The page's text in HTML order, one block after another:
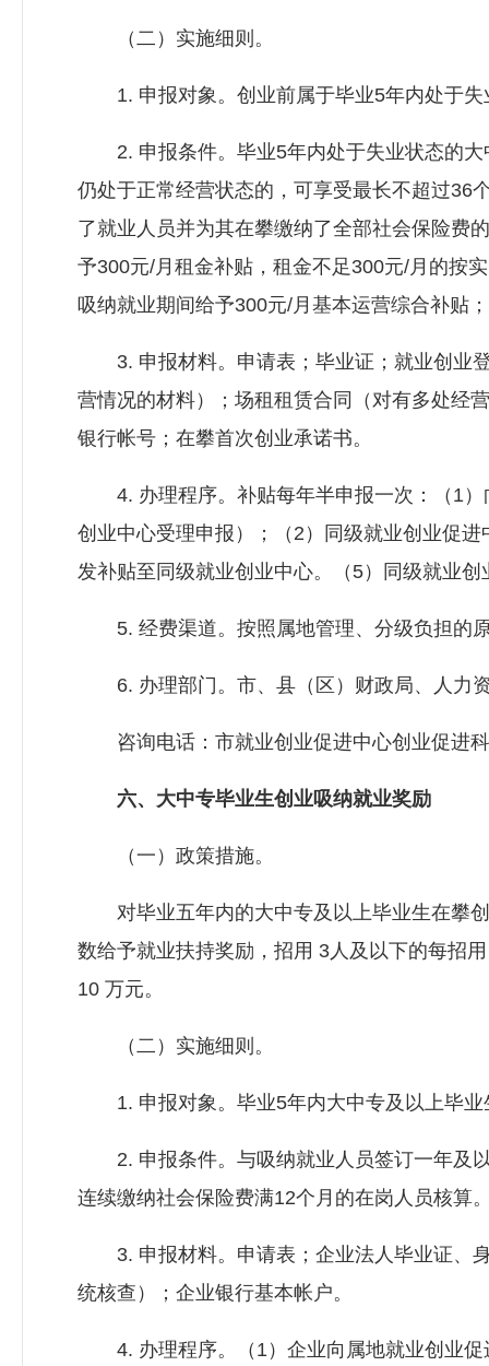
（二）实施细则。
1. 申报对象。创业前属于毕业5年内处于失
2. 申报条件。毕业5年内处于失业状态的大
仍处于正常经营状态的，可享受最长不超过36
了就业人员并为其在攀缴纳了全部社会保险费
予300元/月租金补贴，租金不足300元/月的按
吸纳就业期间给予300元/月基本运营综合补贴
3. 申报材料。申请表；毕业证；就业创业登
营情况的材料）；场租租赁合同（对有多处经
银行帐号；在攀首次创业承诺书。
4. 办理程序。补贴每年半申报一次：（1）
创业中心受理申报）；（2）同级就业创业促
发补贴至同级就业创业中心。（5）同级就业
5. 经费渠道。按照属地管理、分级负担的
6. 办理部门。市、县（区）财政局、 人力
咨询电话：市就业创业促进中心创业促进
六、大中专毕业生创业吸纳就业奖励
（一）政策措施。
对毕业五年内的大中专及以上毕业生在攀创
数给予就业扶持奖励，招用 3人及以下的每招
10 万元。
（二）实施细则。
1. 申报对象。毕业5年内大中专及以上毕业
2. 申报条件。与吸纳就业人员签订一年及以
连续缴纳社会保险费满12个月的在岗人员核算
3. 申报材料。申请表；企业法人毕业证、身
统核查）；企业银行基本帐户。
4. 办理程序。（1）企业向属地就业创业促